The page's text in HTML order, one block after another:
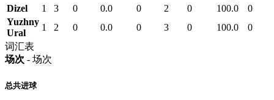
Dizel 1 3 0 0.0 0 2 0 100.0
0
Yuzhny
Ural
1 2 0 0.0 0 3 0 100.0
0
词汇表
场次 - 场次
总共进球